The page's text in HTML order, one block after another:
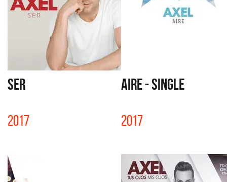
SER
2017
AIRE - SINGLE
2017